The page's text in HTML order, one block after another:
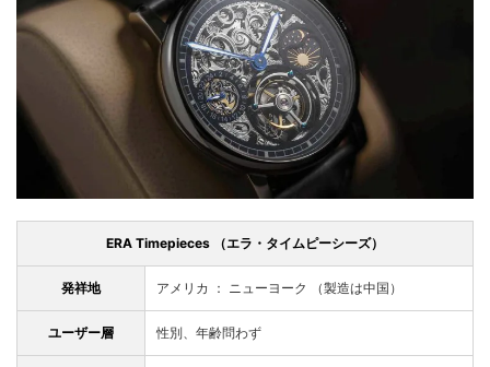
ERA Timepieces （エラ・タイムピーシーズ）
発祥地 アメリカ ： ニューヨーク （製造は中国）
ユーザー層 性別、年齢問わず